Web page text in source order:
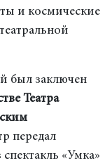
и космические
был заключен
Театра
передал
«Умка»